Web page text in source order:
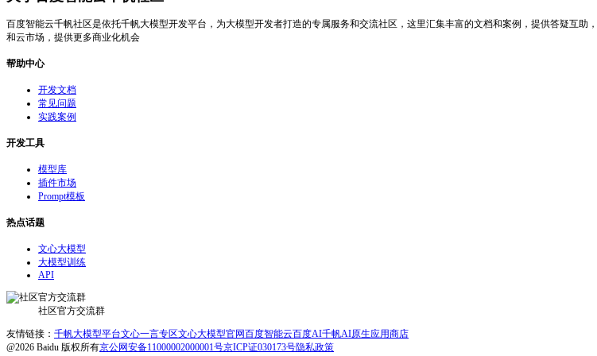
百度智能云千帆社区是依托千帆大模型开发平台，为大模型开发者打造的专属服务和交流社区，这里汇集丰富的文档和案例，提供答疑互
和云市场，提供更多商业化机会
帮助中心
开发文档
常见问题
实践案例
开发工具
模型库
插件市场
Prompt模板
热点话题
文心大模型
大模型训练
API
社区官方交流群
友情链接： 千帆大模型平台文心一言专区文心大模型官网百度智能云百度AI千帆AI原生应用商店
@2026 Baidu 版权所有京公网安备11000002000001号京ICP证030173号隐私政策